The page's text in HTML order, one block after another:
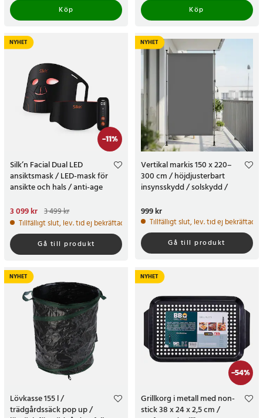
Köp
Köp
-11%
NYHET
Silk’n Facial Dual LED
ansiktsmask / LED-mask för
ansikte och hals / anti-age
Nuvarande pris:
3 099 krTidigare pris:3 499 kr
3 099 kr 3 499 kr
Tillfälligt slut, lev. tid ej bekräftad.
Gå till produkt
NYHET
Vertikal markis 150 x 220–
300 cm / höjdjusterbart
insynsskydd / solskydd /
terrass
Pris:999 kr
999 kr
Tillfälligt slut, lev. tid ej bekräftad.
Gå till produkt
NYHET
Lövkasse 155 l /
trädgårdssäck pop up /
-54%
NYHET
Grillkorg i metall med non-
stick 38 x 24 x 2,5 cm /